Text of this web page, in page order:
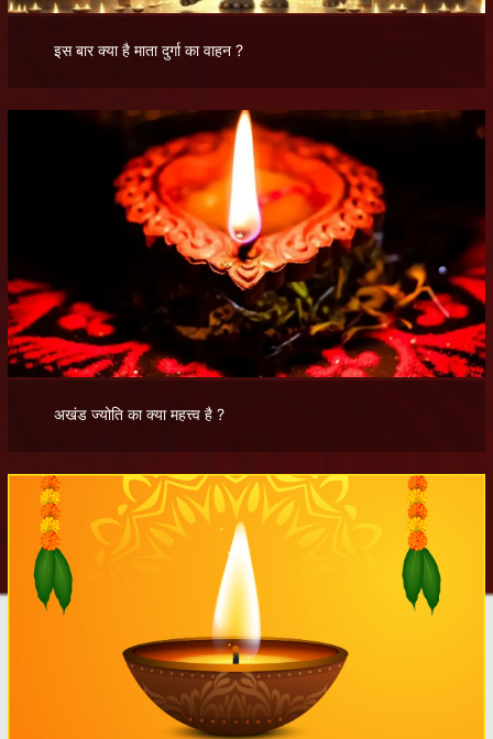
इस बार क्या है माता दुर्गा का वाहन ?
अखंड ज्योति का क्या महत्त्व है ?